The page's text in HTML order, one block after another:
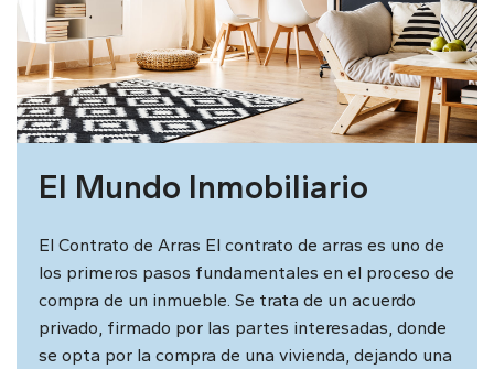
El Mundo Inmobiliario
El Contrato de Arras El contrato de arras es uno de
los primeros pasos fundamentales en el proceso de
compra de un inmueble. Se trata de un acuerdo
privado, firmado por las partes interesadas, donde
se opta por la compra de una vivienda, dejando una